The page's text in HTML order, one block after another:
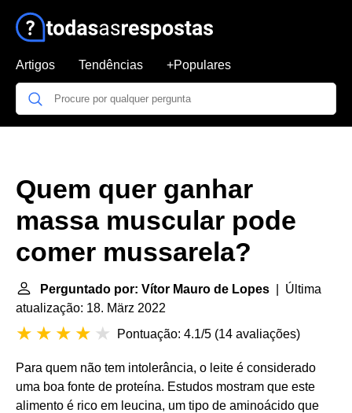
Artigos Tendências +Populares
Quem quer ganhar
massa muscular pode
comer mussarela?
Perguntado por: Vítor Mauro de Lopes | Última
atualização: 18. März 2022
Pontuação: 4.1/5 (14 avaliações)
Para quem não tem intolerância, o leite é considerado
uma boa fonte de proteína. Estudos mostram que este
alimento é rico em leucina, um tipo de aminoácido que